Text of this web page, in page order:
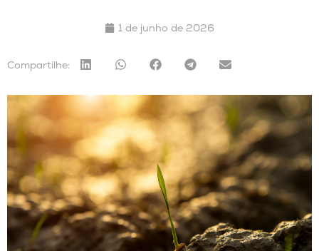
1 de junho de 2026
Compartilhe: